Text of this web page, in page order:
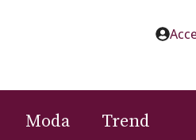
Moda Trend